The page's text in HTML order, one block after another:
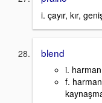
i. çayır, kır,
blend
i.
f.